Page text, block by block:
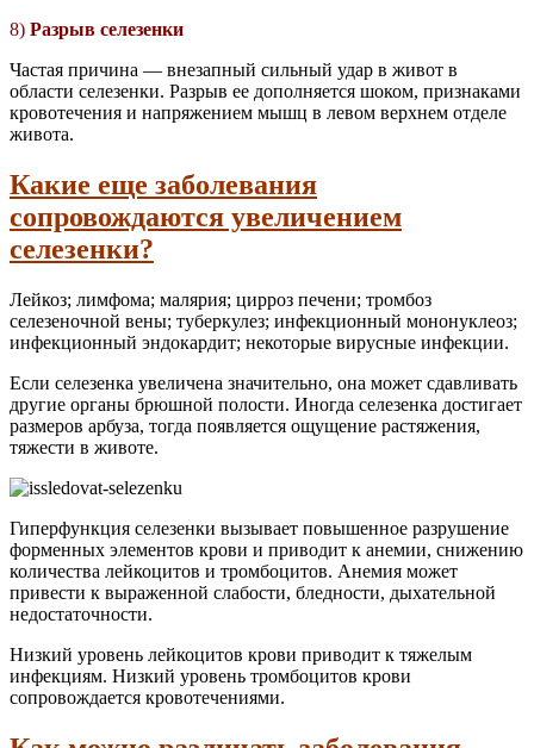
8) Разрыв селезенки
Частая причина — внезапный сильный удар в живот в
области селезенки. Разрыв ее дополняется шоком, признаками
кровотечения и напряжением мышц в левом верхнем отделе
живота.
Какие еще заболевания
сопровождаются увеличением
селезенки?
Лейкоз; лимфома; малярия; цирроз печени; тромбоз
селезеночной вены; туберкулез; инфекционный мононуклеоз;
инфекционный эндокардит; некоторые вирусные инфекции.
Если селезенка увеличена значительно, она может сдавливать
другие органы брюшной полости. Иногда селезенка достигает
размеров арбуза, тогда появляется ощущение растяжения,
тяжести в животе.
Гиперфункция селезенки вызывает повышенное разрушение
форменных элементов крови и приводит к анемии, снижению
количества лейкоцитов и тромбоцитов. Анемия может
привести к выраженной слабости, бледности, дыхательной
недостаточности.
Низкий уровень лейкоцитов крови приводит к тяжелым
инфекциям. Низкий уровень тромбоцитов крови
сопровождается кровотечениями.